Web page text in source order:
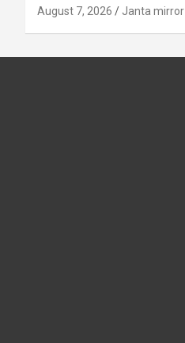
August 7, 2026 Janta mirror